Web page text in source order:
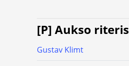
[P] Aukso riteris
Gustav Klimt